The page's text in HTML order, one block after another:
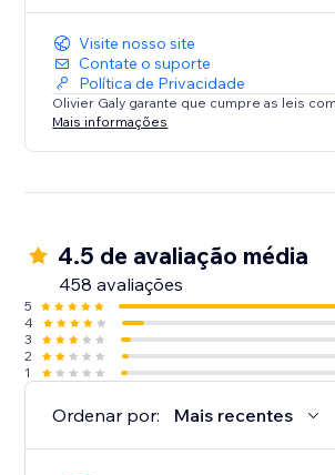
Visite nosso site
Contate o suporte
Política de Privacidade
Olivier Galy garante que cumpre as leis
Mais informações
4.5 de avaliação média
458 avaliações
5
4
3
2
1
Ordenar por: Mais recentes